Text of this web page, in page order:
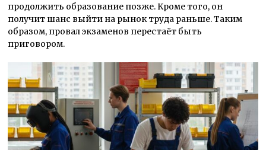
продолжить образование позже. Кроме того, он
получит шанс выйти на рынок труда раньше. Таким
образом, провал экзаменов перестаёт быть
приговором.